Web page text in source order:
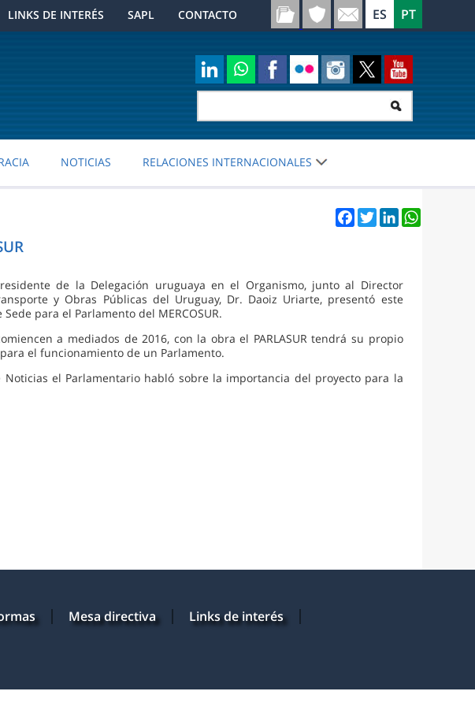
LINKS DE INTERÉS SAPL CONTACTO
NOTICIAS RELACIONES INTERNACIONALES
Facebook
TwitterLinkedInWhatsApp
de la Delegación uruguaya en el Organismo, junto al Director
y Obras Públicas del Uruguay, Dr. Daoiz Uriarte, presentó este
para el Parlamento del MERCOSUR.
a mediados de 2016, con la obra el PARLASUR tendrá su propio
el funcionamiento de un Parlamento.
Noticias el Parlamentario habló sobre la importancia del proyecto para la
Mesa directiva
Links de interés